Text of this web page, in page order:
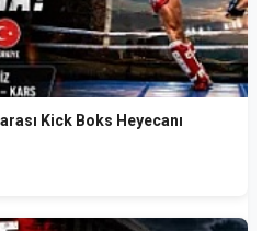
Kick Boks Heyecanı